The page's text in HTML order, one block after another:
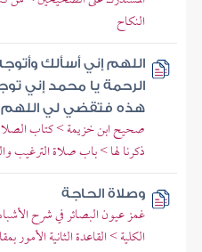
النكاح
اللهم إني أسألك
الرحمة يا محمد إني
هذه فتقضي لي
صحيح ابن خزيمة > كتاب
ذكرنا لها > باب صلاة الترغيب
وصلاة الحاجة
غمز عيون البصائر في شرح
الكلية > القاعدة الثانية